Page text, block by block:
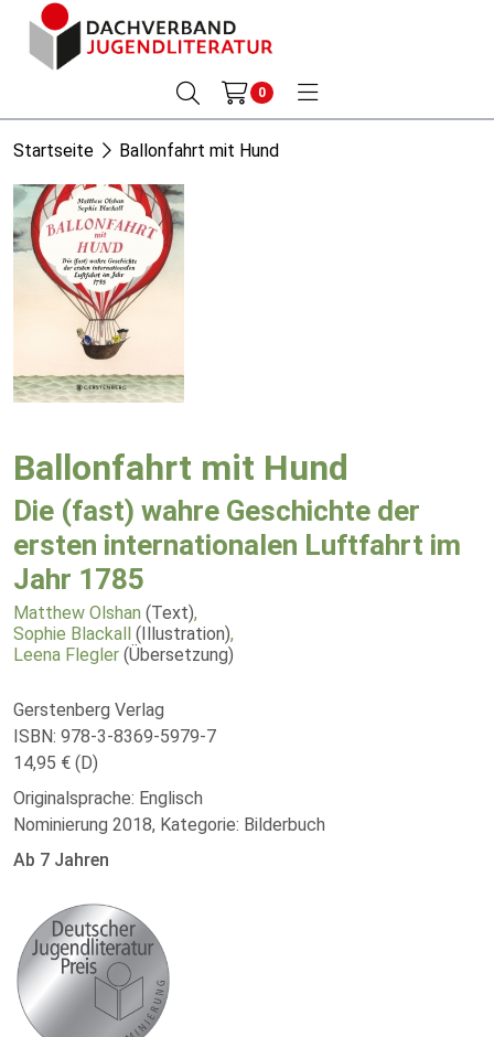
0
Startseite Ballonfahrt mit Hund
Ballonfahrt mit Hund
Die (fast) wahre Geschichte der
ersten internationalen Luftfahrt im
Jahr 1785
Matthew Olshan (Text),
Sophie Blackall (Illustration),
Leena Flegler (Übersetzung)
Gerstenberg Verlag
ISBN: 978-3-8369-5979-7
14,95 € (D)
Originalsprache: Englisch
Nominierung 2018, Kategorie: Bilderbuch
Ab 7 Jahren